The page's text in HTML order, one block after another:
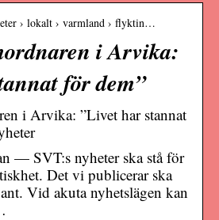
› lokalt › varmland › flyktin…
i Arvika:
för dem”
i Arvika: ”Livet har stannat
— SVT:s nyheter ska stå för
Det vi publicerar ska
Vid akuta nyhetslägen kan